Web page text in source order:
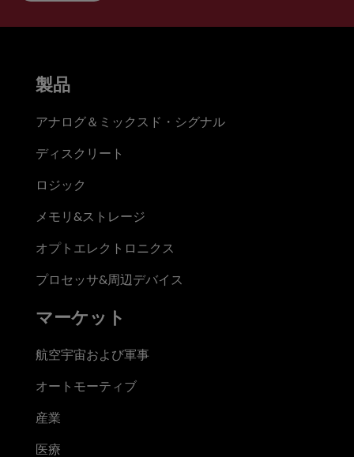
製品
アナログ＆ミックスド・シグナル
ディスクリート
ロジック
メモリ&ストレージ
オプトエレクトロニクス
プロセッサ&周辺デバイス
マーケット
航空宇宙および軍事
オートモーティブ
産業
医療